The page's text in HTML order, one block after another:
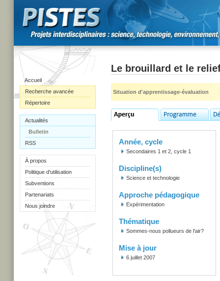
Accueil
Recherche avancée
Répertoire
Actualités
Bulletin
RSS
À propos
Politique d'utilisation
Subventions
Partenariats
Nous joindre
Le brouillard et le
Situation d'apprentissage-évaluation
Année, cycle
Secondaires 1 et 2, cycle 1
Discipline(s)
Science et technologie
Approche pédagogique
Expérimentation
Thématique
Sommes-nous pollueurs de l'air?
Mise à jour
6 juillet 2007